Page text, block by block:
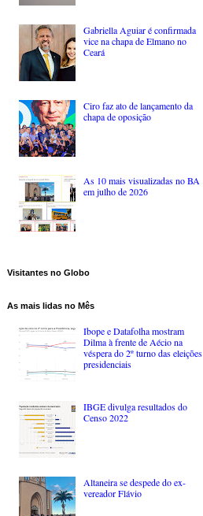
Gabriella Aguiar é confirmada
vice na chapa de Elmano no
Ceará
Ciro faz ato de lançamento da
chapa de oposição
As 10 mais visualizadas no BA
em julho de 2026
Visitantes no Globo
As mais lidas no Mês
Ibope e Datafolha mostram
Dilma à frente de Aécio na
véspera do 2º turno das eleições
presidenciais
IBGE divulga resultados do
Censo 2022
Altaneira se despede do ex-
vereador Flávio